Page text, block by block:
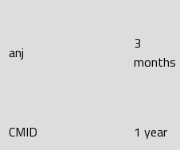
anj
3
months
CMID 1 year